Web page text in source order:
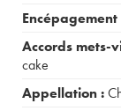
Encépagement
Accords mets-
cake
Appellation :